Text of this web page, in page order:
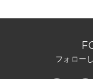
フォロー